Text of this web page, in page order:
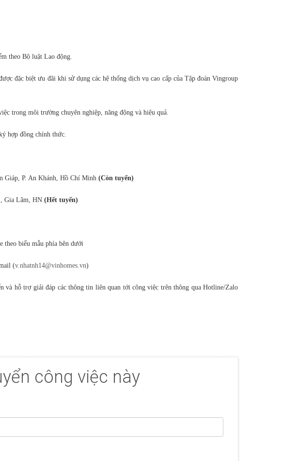
theo Bộ luật Lao động.
đặc biệt ưu đãi khi sử dụng các hệ thống dịch vụ cao cấp của Tập đoàn Vingroup
trong môi trường chuyên nghiệp, năng động và hiệu quả.
hợp đồng chính thức.
Giáp, P. An Khánh, Hồ Chí Minh (Còn tuyển)
Gia Lâm, HN (Hết tuyển)
theo biểu mẫu phía bên dưới
(v.nhatnh14@vinhomes.vn)
và hỗ trợ giải đáp các thông tin liên quan tới công việc trên thông qua Hotline/Zalo
công việc này